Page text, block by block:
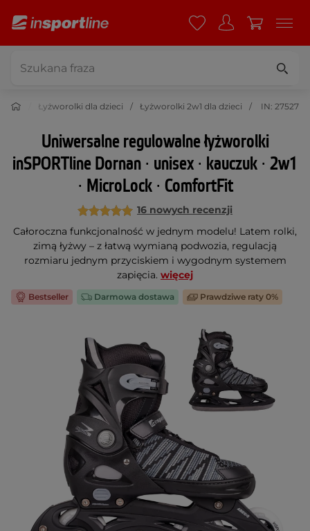
Łyżworolki dla dzieci Łyżworolki 2w1 dla dzieci IN: 27527
Uniwersalne regu­lo­walne łyżworolki
inSPORTline Dornan ∙ unisex ∙ kauczuk ∙ 2w1
∙ MicroLock ∙ ComfortFit
16 nowych recenzji
Całoroczna funkcjonalność w jednym modelu! Latem rolki,
zimą łyżwy – z łatwą wymianą podwozia, regulacją
rozmiaru jednym przyciskiem i wygodnym systemem
zapięcia. więcej
Bestseller Darmowa dostawa Prawdziwe raty 0%